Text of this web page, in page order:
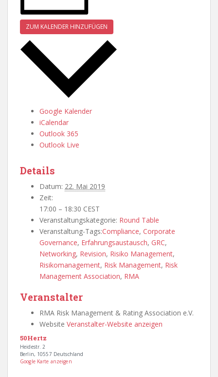
ZUM KALENDER HINZUFÜGEN
Google Kalender
iCalendar
Outlook 365
Outlook Live
Details
Datum: 22. Mai 2019
Zeit:
17:00 – 18:30 CEST
Veranstaltungskategorie: Round Table
Veranstaltung-Tags:Compliance, Corporate
Governance, Erfahrungsaustausch, GRC,
Networking, Revision, Risiko Management,
Risikomanagement, Risk Management, Risk
Management Association, RMA
Veranstalter
RMA Risk Management & Rating Association e.V.
Website Veranstalter-Website anzeigen
50Hertz
Heidestr. 2
Berlin, 10557 Deutschland
Google Karte anzeigen